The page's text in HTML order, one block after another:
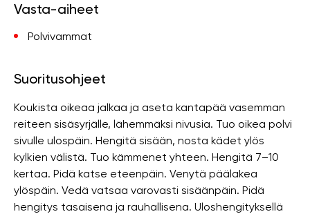
Vasta-aiheet
Polvivammat
Suoritusohjeet
Koukista oikeaa jalkaa ja aseta kantapää vasemman
reiteen sisäsyrjälle, lähemmäksi nivusia. Tuo oikea polvi
sivulle ulospäin. Hengitä sisään, nosta kädet ylös
kylkien välistä. Tuo kämmenet yhteen. Hengitä 7–10
kertaa. Pidä katse eteenpäin. Venytä päälakea
ylöspäin. Vedä vatsaa varovasti sisäänpäin. Pidä
hengitys tasaisena ja rauhallisena. Uloshengityksellä